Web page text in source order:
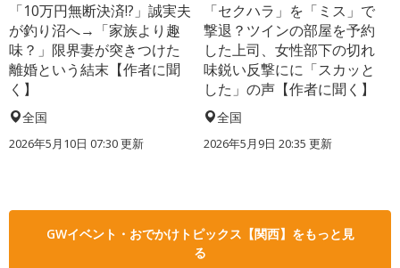
「10万円無断決済!?」誠実夫
が釣り沼へ→「家族より趣
味？」限界妻が突きつけた
離婚という結末【作者に聞
く】
全国
2026年5月10日 07:30 更新
「セクハラ」を「ミス」で
撃退？ツインの部屋を予約
した上司、女性部下の切れ
味鋭い反撃にに「スカッと
した」の声【作者に聞く】
全国
2026年5月9日 20:35 更新
GWイベント・おでかけトピックス【関西】をもっと見
る